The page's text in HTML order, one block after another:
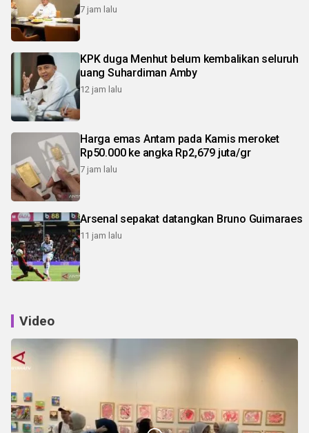
7 jam lalu
KPK duga Menhut belum kembalikan seluruh
uang Suhardiman Amby
12 jam lalu
Harga emas Antam pada Kamis meroket
Rp50.000 ke angka Rp2,679 juta/gr
7 jam lalu
Arsenal sepakat datangkan Bruno Guimaraes
11 jam lalu
Video